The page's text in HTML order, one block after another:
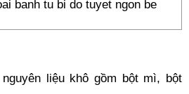
liệu khô gồm bột mì, bột